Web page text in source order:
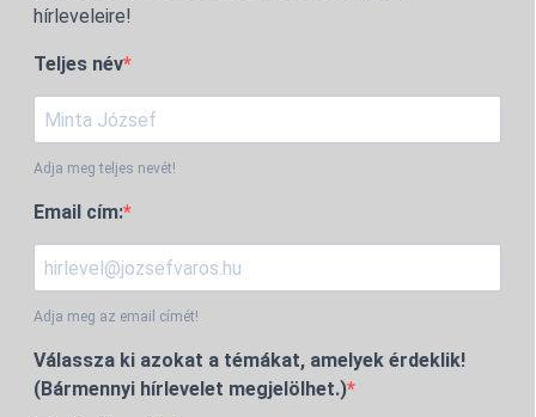
hírleveleire!
Teljes név
Adja meg teljes nevét!
Email cím:
Adja meg az email címét!
Válassza ki azokat a témákat, amelyek érdeklik!
(Bármennyi hírlevelet megjelölhet.)